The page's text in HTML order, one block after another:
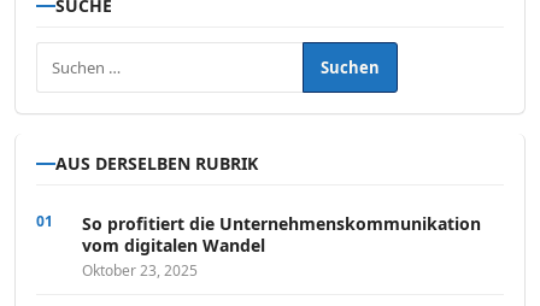
SUCHE
Suchen nach:
AUS DERSELBEN RUBRIK
So profitiert die Unternehmenskommunikation
vom digitalen Wandel
Oktober 23, 2025